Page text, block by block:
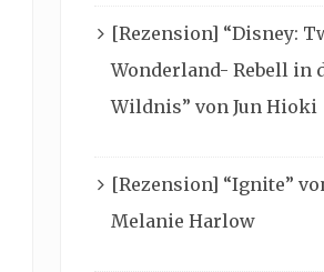
[Rezension] “Disney:
Wonderland- Rebell in
Wildnis” von Jun Hioki
[Rezension] “Ignite”
Melanie Harlow